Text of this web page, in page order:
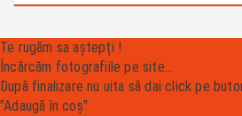
Te rugăm sa aștepți !
Încărcăm fotografiile pe site...
După finalizare nu uita să dai click pe
"Adaugă în coș"